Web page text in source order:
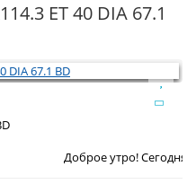
ET 40 DIA 67.1
утро! СегодняПонедельник